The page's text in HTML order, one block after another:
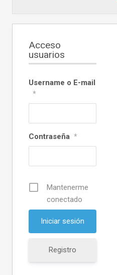
Acceso
usuarios
Username o E-mail
*
Contraseña *
Mantenerme
conectado
Registro